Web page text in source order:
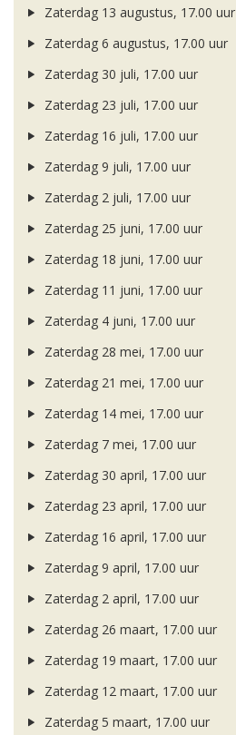
Zaterdag 13 augustus, 17.00 uur
Zaterdag 6 augustus, 17.00 uur
Zaterdag 30 juli, 17.00 uur
Zaterdag 23 juli, 17.00 uur
Zaterdag 16 juli, 17.00 uur
Zaterdag 9 juli, 17.00 uur
Zaterdag 2 juli, 17.00 uur
Zaterdag 25 juni, 17.00 uur
Zaterdag 18 juni, 17.00 uur
Zaterdag 11 juni, 17.00 uur
Zaterdag 4 juni, 17.00 uur
Zaterdag 28 mei, 17.00 uur
Zaterdag 21 mei, 17.00 uur
Zaterdag 14 mei, 17.00 uur
Zaterdag 7 mei, 17.00 uur
Zaterdag 30 april, 17.00 uur
Zaterdag 23 april, 17.00 uur
Zaterdag 16 april, 17.00 uur
Zaterdag 9 april, 17.00 uur
Zaterdag 2 april, 17.00 uur
Zaterdag 26 maart, 17.00 uur
Zaterdag 19 maart, 17.00 uur
Zaterdag 12 maart, 17.00 uur
Zaterdag 5 maart, 17.00 uur